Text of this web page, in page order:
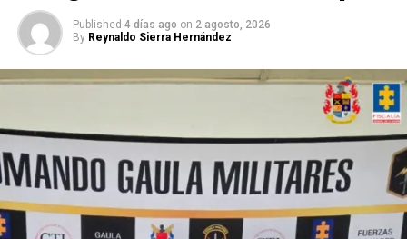
bebé que gestaba no estaba junto a la madre.
De acuerdo con la investigación, los procesados se
habrían concertado para engañar a la víctima y
trasladarla hasta un inmueble en el sector de Alto de
oportunidades con un arma cortopunzante para
extraerle a la bebé.
ADVERTISEMENT
Published 4 días ago on 2 agosto, 2026
By Reynaldo Sierra Hernández